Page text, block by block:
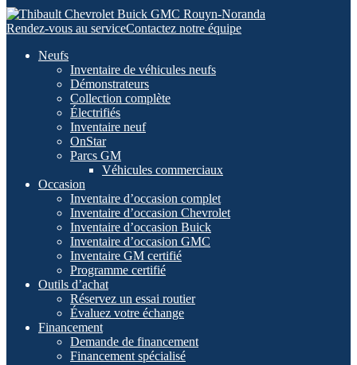
Rendez-vous au serviceContactez notre équipe
Neufs
Inventaire de véhicules neufs
Démonstrateurs
Collection complète
Électrifiés
Inventaire neuf
OnStar
Parcs GM
Véhicules commerciaux
Occasion
Inventaire d’occasion complet
Inventaire d’occasion Chevrolet
Inventaire d’occasion Buick
Inventaire d’occasion GMC
Inventaire GM certifié
Programme certifié
Outils d’achat
Réservez un essai routier
Évaluez votre échange
Financement
Demande de financement
Financement spécialisé